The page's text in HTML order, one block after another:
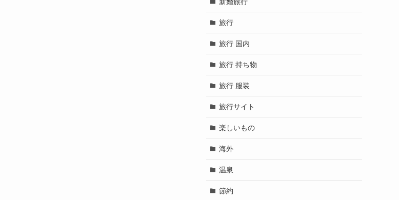
旅行
旅行 国内
旅行 持ち物
旅行 服装
旅行サイト
楽しいもの
海外
温泉
節約